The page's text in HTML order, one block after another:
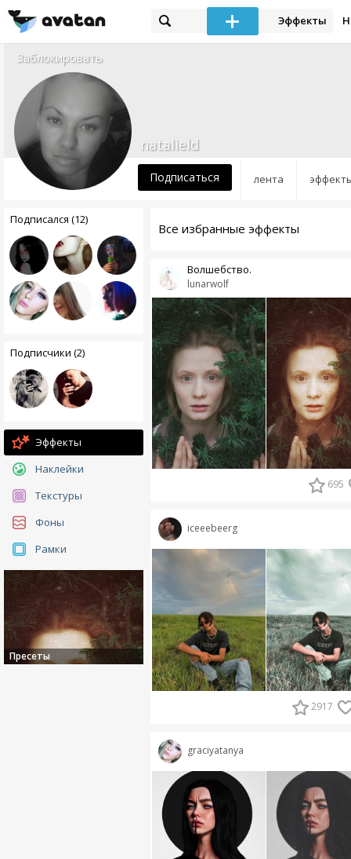
Эффекты
Заблокировать
лента
natalield
Подписаться
Подписался (12)
Подписчики (2)
Эффекты
Наклейки
Текстуры
Фоны
Рамки
Пресеты
Все избранные эффекты
lunarwolf
Волшебство.
695
iceeebeerg
2917
graciyatanya